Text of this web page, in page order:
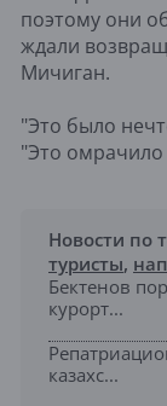
поэтому они
ждали
Мичиган.
"Это было
"Это
Новости по
туристы,
Бектенов
курорт...
казахс...